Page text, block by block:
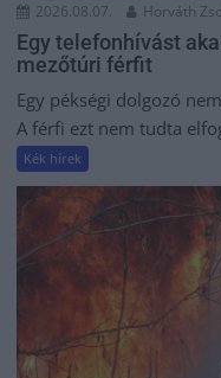
2026.08.07. Horváth
Egy telefonhívást
mezőtúri férfit
Egy pékségi dolgozó
A férfi ezt nem tudta
Kék hírek